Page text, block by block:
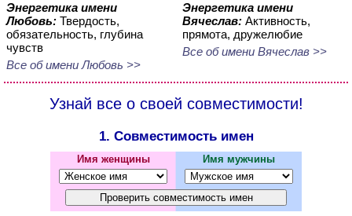
Энергетика имени
Любовь: Твердость,
обязательность, глубина
чувств
Все об имени Любовь >>
Энергетика имени
Вячеслав: Активность,
прямота, дружелюбие
Все об имени Вячеслав >>
Узнай все о своей совместимости!
1. Совместимость имен
Имя женщины Имя мужчины